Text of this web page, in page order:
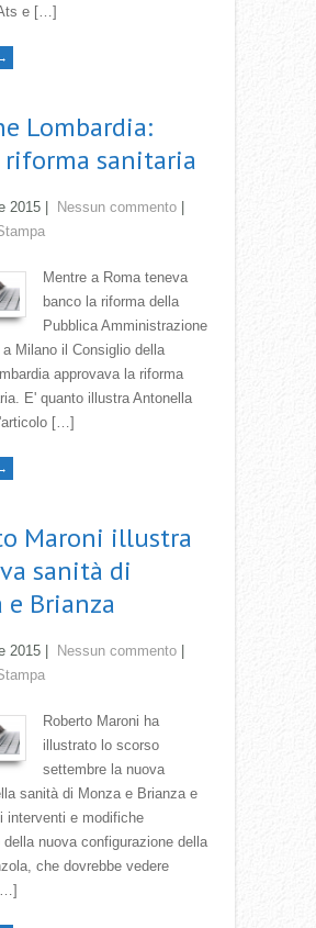
e […]
Lombardia:
riforma sanitaria
2015 Nessun commento
Mentre a Roma teneva
banco la riforma della
Pubblica Amministrazione
Milano il Consiglio della
approvava la riforma
E' quanto illustra Antonella
[…]
Maroni illustra
sanità di
e Brianza
2015 Nessun commento
Roberto Maroni ha
illustrato lo scorso
settembre la nuova
sanità di Monza e Brianza e
interventi e modifiche
della nuova configurazione della
che dovrebbe vedere